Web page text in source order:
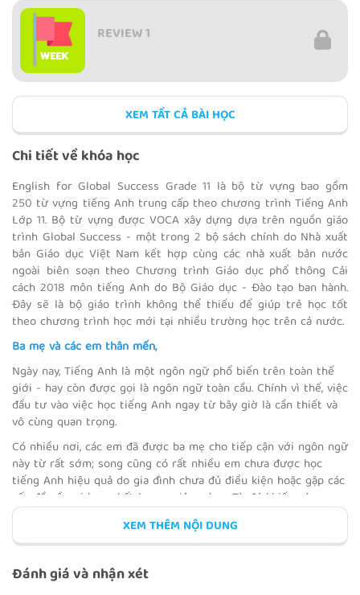
REVIEW 1
CITIES
SMART LIVING
ASEAN 1
ASEAN 2
REVIEW 2
XEM TẤT CẢ BÀI HỌC
Chi tiết về khóa học
English for Global Success Grade 11 là bộ từ vựng bao gồm
250 từ vựng tiếng Anh trung cấp theo chương trình Tiếng Anh
Lớp 11. Bộ từ vựng được VOCA xây dựng dựa trên nguồn giáo
trình Global Success - một trong 2 bộ sách chính do Nhà xuất
bản Giáo dục Việt Nam kết hợp cùng các nhà xuất bản nước
ngoài biên soạn theo Chương trình Giáo dục phổ thông Cải
cách 2018 môn tiếng Anh do Bộ Giáo dục - Đào tạo ban hành.
Đây sẽ là bộ giáo trình không thể thiếu để giúp trẻ học tốt
theo chương trình học mới tại nhiều trường học trên cả nước.
Ba mẹ và các em thân mến,
Ngày nay, Tiếng Anh là một ngôn ngữ phổ biến trên toàn thế
giới - hay còn được gọi là ngôn ngữ toàn cầu. Chính vì thế, việc
đầu tư vào việc học tiếng Anh ngay từ bây giờ là cần thiết và
vô cùng quan trọng.
Có nhiều nơi, các em đã được ba mẹ cho tiếp cận với ngôn ngữ
này từ rất sớm; song cũng có rất nhiều em chưa được học
tiếng Anh hiệu quả do gia đình chưa đủ điều kiện hoặc gặp các
vấn đề về nơi học, chất lượng giảng dạy,... Từ đó khiến các em
cảm thấy hụt hơi khi học tiếng Anh trên lớp và sinh ra cảm
giác chán ghét với môn học này. Vậy ba mẹ nên cho các em
học theo phương pháp nào để trẻ học hiệu quả nhất, giải quyết
được các vấn đề về thời gian, địa lý và chi phí?
XEM THÊM NỘI DUNG
Đánh giá và nhận xét